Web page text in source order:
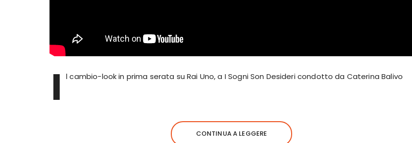
I l cambio-look in prima serata su Rai Uno, a I Sogni Son Desideri condotto da Caterina Balivo
CONTINUA A LEGGERE